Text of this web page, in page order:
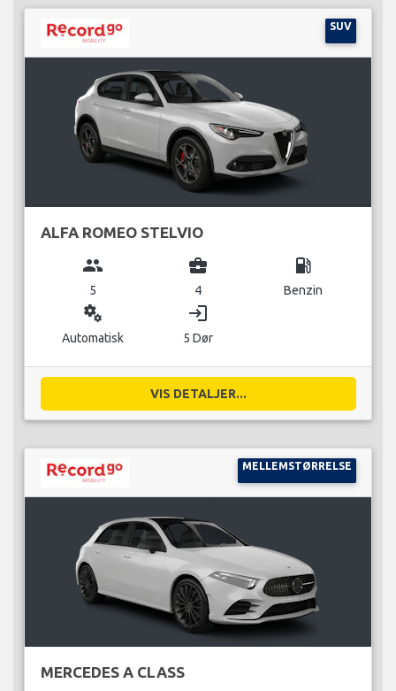
SUV
ALFA ROMEO STELVIO
group
5
business_center
4
local_gas_station
Benzin
miscellaneous_services
Automatisk
login
5 Dør
VIS DETALJER...
MELLEMSTØRRELSE
MERCEDES A CLASS